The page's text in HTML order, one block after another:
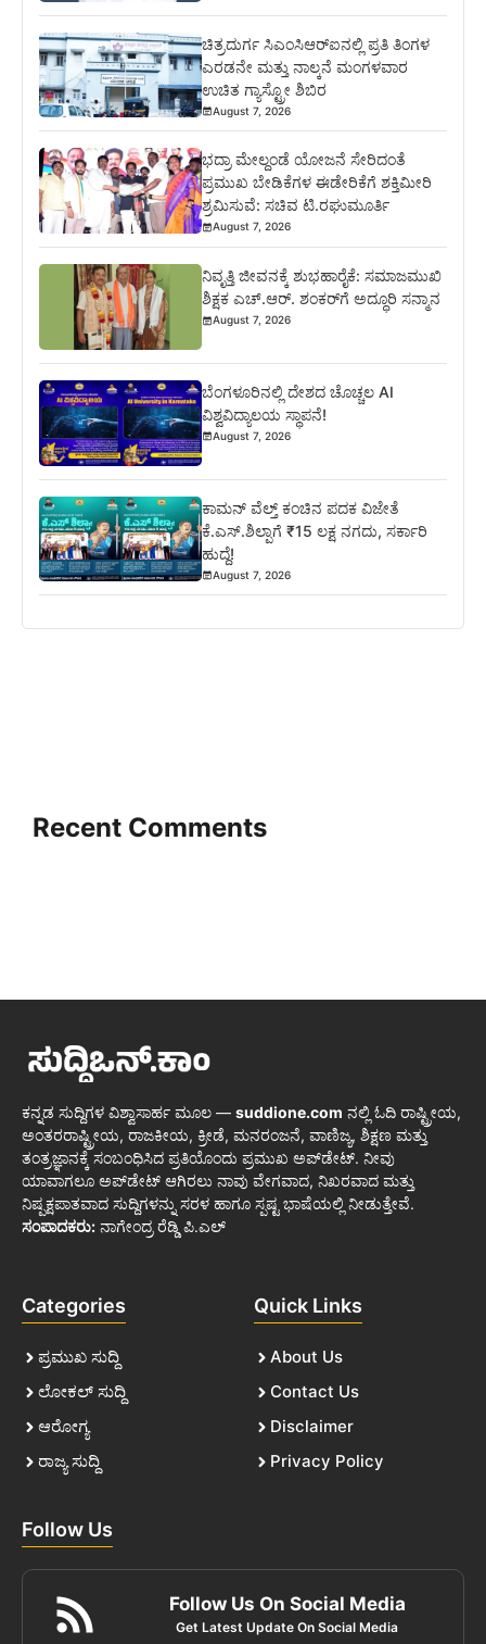
ಚಿತ್ರದುರ್ಗ ಸಿಎಂಸಿಆರ್‍ಐನಲ್ಲಿ ಪ್ರತಿ ತಿಂಗಳ
ಎರಡನೇ ಮತ್ತು ನಾಲ್ಕನೆ ಮಂಗಳವಾರ
ಉಚಿತ ಗ್ಯಾಸ್ಟ್ರೋ ಶಿಬಿರ
August 7, 2026
ಭದ್ರಾ ಮೇಲ್ದಂಡೆ ಯೋಜನೆ ಸೇರಿದಂತೆ
ಪ್ರಮುಖ ಬೇಡಿಕೆಗಳ ಈಡೇರಿಕೆಗೆ ಶಕ್ತಿಮೀರಿ
ಶ್ರಮಿಸುವೆ: ಸಚಿವ ಟಿ.ರಘುಮೂರ್ತಿ
August 7, 2026
ನಿವೃತ್ತಿ ಜೀವನಕ್ಕೆ ಶುಭಹಾರೈಕೆ: ಸಮಾಜಮುಖಿ
ಶಿಕ್ಷಕ ಎಚ್.ಆರ್. ಶಂಕರ್‌ಗೆ ಅದ್ಧೂರಿ ಸನ್ಮಾನ
August 7, 2026
ಬೆಂಗಳೂರಿನಲ್ಲಿ ದೇಶದ ಚೊಚ್ಚಲ AI
ವಿಶ್ವವಿದ್ಯಾಲಯ ಸ್ಥಾಪನೆ!
August 7, 2026
ಕಾಮನ್ ವೆಲ್ತ್ ಕಂಚಿನ ಪದಕ ವಿಜೇತೆ
ಕೆ.ಎಸ್.ಶಿಲ್ಪಾಗೆ ₹15 ಲಕ್ಷ ನಗದು, ಸರ್ಕಾರಿ
ಹುದ್ದೆ!
August 7, 2026
Recent Comments
ಕನ್ನಡ ಸುದ್ದಿಗಳ ವಿಶ್ವಾಸಾರ್ಹ ಮೂಲ — suddione.com ನಲ್ಲಿ ಓದಿ ರಾಷ್ಟ್ರೀಯ,
ಅಂತರರಾಷ್ಟ್ರೀಯ, ರಾಜಕೀಯ, ಕ್ರೀಡೆ, ಮನರಂಜನೆ, ವಾಣಿಜ್ಯ, ಶಿಕ್ಷಣ ಮತ್ತು
ತಂತ್ರಜ್ಞಾನಕ್ಕೆ ಸಂಬಂಧಿಸಿದ ಪ್ರತಿಯೊಂದು ಪ್ರಮುಖ ಅಪ್‌ಡೇಟ್. ನೀವು
ಯಾವಾಗಲೂ ಅಪ್‌ಡೇಟ್ ಆಗಿರಲು ನಾವು ವೇಗವಾದ, ನಿಖರವಾದ ಮತ್ತು
ನಿಷ್ಪಕ್ಷಪಾತವಾದ ಸುದ್ದಿಗಳನ್ನು ಸರಳ ಹಾಗೂ ಸ್ಪಷ್ಟ ಭಾಷೆಯಲ್ಲಿ ನೀಡುತ್ತೇವೆ.
ಸಂಪಾದಕರು: ನಾಗೇಂದ್ರ ರೆಡ್ಡಿ ಪಿ.ಎಲ್
Categories
ಪ್ರಮುಖ ಸುದ್ದಿ
ಲೋಕಲ್ ಸುದ್ದಿ
ಆರೋಗ್ಯ
ರಾಜ್ಯ ಸುದ್ದಿ
Quick Links
About Us
Contact Us
Disclaimer
Privacy Policy
Follow Us
Follow Us On Social Media
Get Latest Update On Social Media